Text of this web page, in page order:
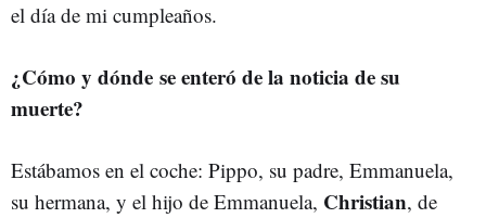
el día de mi cumpleaños.
¿Cómo y dónde se enteró de la noticia de su
muerte?
Estábamos en el coche: Pippo, su padre, Emmanuela,
su hermana, y el hijo de Emmanuela, Christian, de